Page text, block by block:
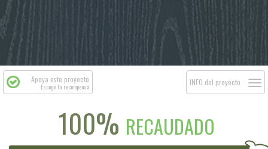
Apoya este proyecto
Escoge tu recompensa INFO del proyecto
100% RECAUDADO